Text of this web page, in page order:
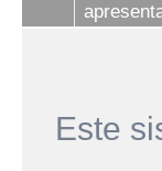
Este